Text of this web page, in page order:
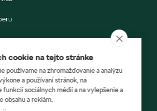
cookie na tejto stránke
používame na zhromažďovanie a analýzu
a používaní stránok, na
funkcií sociálnych médií a na vylepšenie a
obsahu a reklám.